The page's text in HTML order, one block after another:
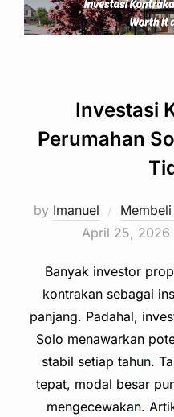
Investasi
Perumahan
by Imanuel
April 25, 2026
Banyak investor
kontrakan sebagai
panjang. Padahal,
Solo menawarkan
stabil setiap tahun.
tepat, modal besar
mengecewakan.